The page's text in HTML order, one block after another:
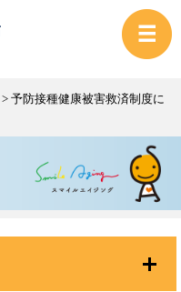
> 予防接種健康被害救済制度に